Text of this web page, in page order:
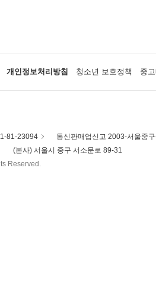
개인정보처리방침 청소년 보호정책 중
81-23094
통신판매업신고 2003-서울중
(본사) 서울시 중구 서소문로 89-31
Reserved.